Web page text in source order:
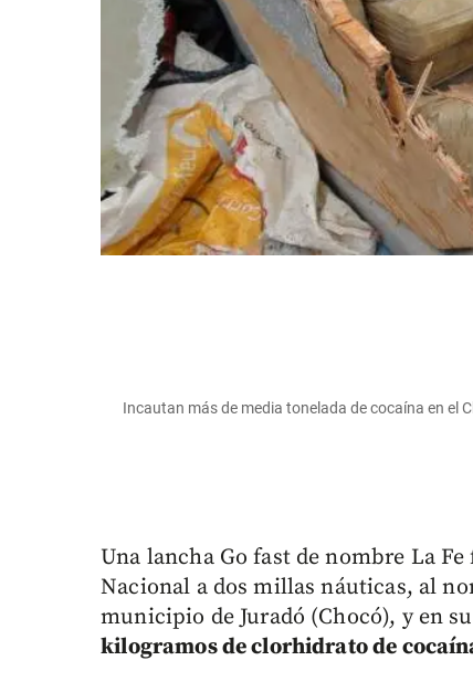
Incautan más de media tonelada de cocaína en el
Una lancha Go fast de nombre La
Nacional a dos millas náuticas, al
municipio de Juradó (Chocó), y en su
kilogramos de clorhidrato de